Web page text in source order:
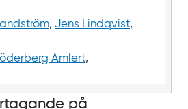
, Jens Lindqvist,
Amlert,
på